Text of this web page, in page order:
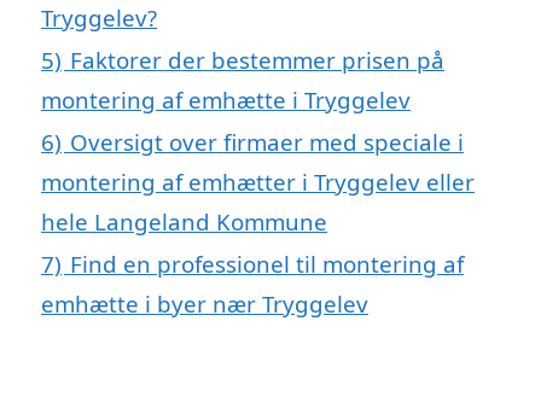
Tryggelev?
5) Faktorer der bestemmer prisen på
montering af emhætte i Tryggelev
6) Oversigt over firmaer med speciale i
montering af emhætter i Tryggelev eller
hele Langeland Kommune
7) Find en professionel til montering af
emhætte i byer nær Tryggelev